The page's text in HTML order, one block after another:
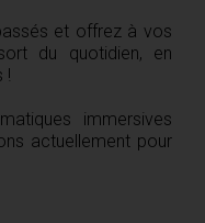
et offrez à vos
du quotidien, en
!
immersives
actuellement pour